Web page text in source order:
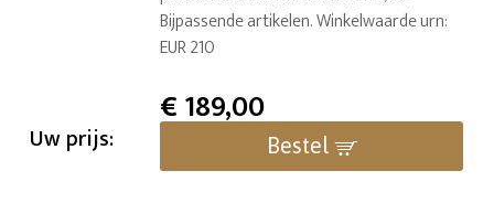
Bijpassende artikelen. Winkelwaarde urn:
EUR 210
Uw prijs:
€189,00
Bestel